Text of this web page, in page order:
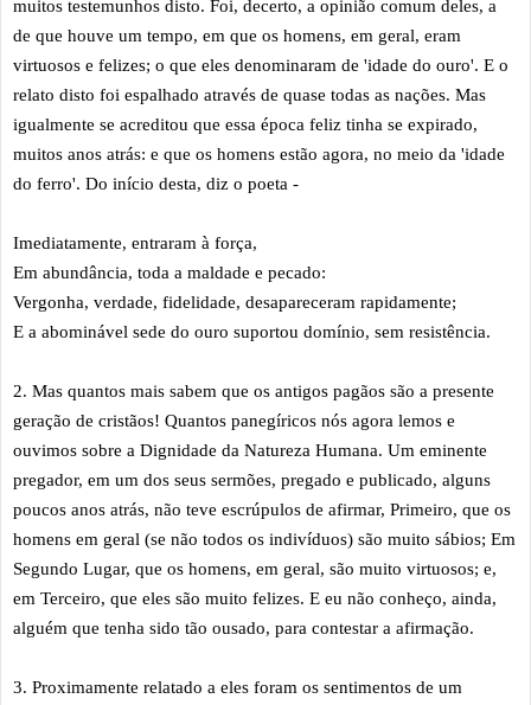
muitos testemunhos disto. Foi, decerto, a opinião comum deles, a
de que houve um tempo, em que os homens, em geral, eram
virtuosos e felizes; o que eles denominaram de 'idade do ouro'. E o
relato disto foi espalhado através de quase todas as nações. Mas
igualmente se acreditou que essa época feliz tinha se expirado,
muitos anos atrás: e que os homens estão agora, no meio da 'idade
do ferro'. Do início desta, diz o poeta -
Imediatamente, entraram à força,
Em abundância, toda a maldade e pecado:
Vergonha, verdade, fidelidade, desapareceram rapidamente;
E a abominável sede do ouro suportou domínio, sem resistência.
2. Mas quantos mais sabem que os antigos pagãos são a presente
geração de cristãos! Quantos panegíricos nós agora lemos e
ouvimos sobre a Dignidade da Natureza Humana. Um eminente
pregador, em um dos seus sermões, pregado e publicado, alguns
poucos anos atrás, não teve escrúpulos de afirmar, Primeiro, que os
homens em geral (se não todos os indivíduos) são muito sábios; Em
Segundo Lugar, que os homens, em geral, são muito virtuosos; e,
em Terceiro, que eles são muito felizes. E eu não conheço, ainda,
alguém que tenha sido tão ousado, para contestar a afirmação.
3. Proximamente relatado a eles foram os sentimentos de um